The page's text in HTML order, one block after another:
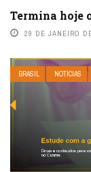
Termina hoje
29 DE JANEIRO
BRASIL NOTÍCIAS